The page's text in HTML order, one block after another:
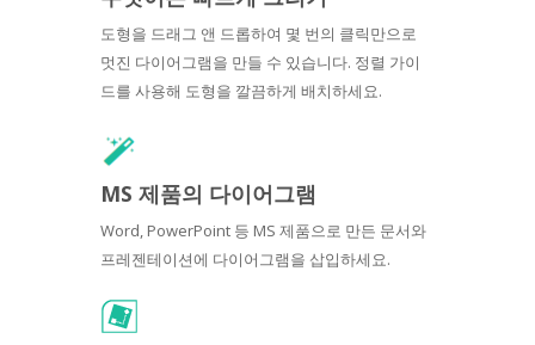
도형을 드래그 앤 드롭하여 몇 번의 클릭만으로
멋진 다이어그램을 만들 수 있습니다. 정렬 가이
드를 사용해 도형을 깔끔하게 배치하세요.
MS 제품의 다이어그램
Word, PowerPoint 등 MS 제품으로 만든 문서와
프레젠테이션에 다이어그램을 삽입하세요.